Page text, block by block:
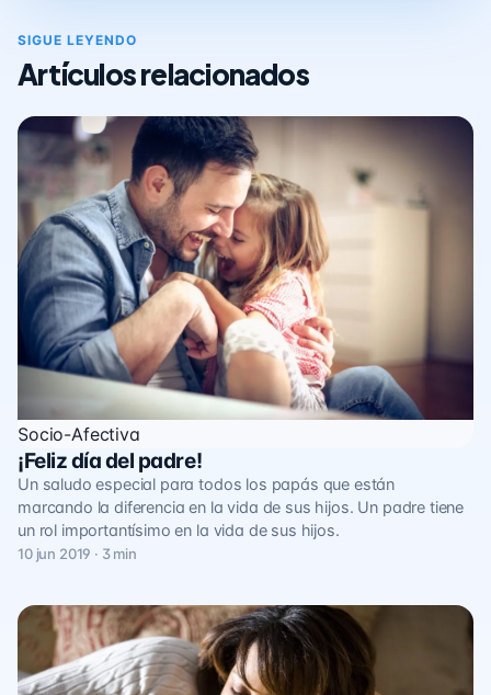
SIGUE LEYENDO
Artículos relacionados
Socio-Afectiva
¡Feliz día del padre!
Un saludo especial para todos los papás que están
marcando la diferencia en la vida de sus hijos. Un padre tiene
un rol importantísimo en la vida de sus hijos.
10 jun 2019 · 3 min